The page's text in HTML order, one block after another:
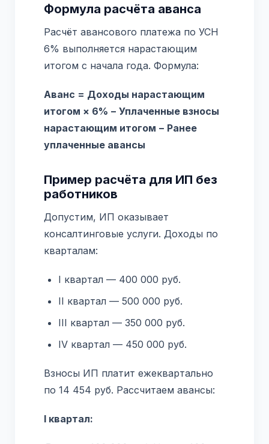
Формула расчёта аванса
Расчёт авансового платежа по УСН
6% выполняется нарастающим
итогом с начала года. Формула:
Аванс = Доходы нарастающим
итогом × 6% − Уплаченные взносы
нарастающим итогом − Ранее
уплаченные авансы
Пример расчёта для ИП без
работников
Допустим, ИП оказывает
консалтинговые услуги. Доходы по
кварталам:
I квартал — 400 000 руб.
II квартал — 500 000 руб.
III квартал — 350 000 руб.
IV квартал — 450 000 руб.
Взносы ИП платит ежеквартально
по 14 454 руб. Рассчитаем авансы:
I квартал: